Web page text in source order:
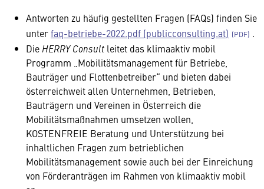
Antworten zu häufig gestellten Fragen (FAQs) finden Sie
unterfaq-betriebe-2022.pdf (publicconsulting.at)
.
Die HERRY Consult leitet das klimaaktiv mobil
Programm „Mobilitätsmanagement für Betriebe,
Bauträger und Flottenbetreiber“ und bieten dabei
österreichweit allen Unternehmen, Betrieben,
Bauträgern und Vereinen in Österreich die
Mobilitätsmaßnahmen umsetzen wollen,
KOSTENFREIE Beratung und Unterstützung bei
inhaltlichen Fragen zum betrieblichen
Mobilitätsmanagement sowie auch bei der Einreichung
von Förderanträgen im Rahmen von klimaaktiv mobil